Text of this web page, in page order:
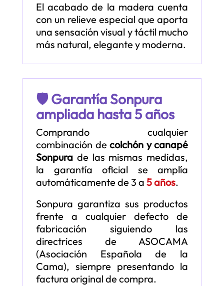
El acabado de la madera cuenta
con un relieve especial que aporta
una sensación visual y táctil mucho
más natural, elegante y moderna.
🛡️ Garantía Sonpura
ampliada hasta 5 años
Comprando cualquier
combinación de colchón y canapé
Sonpura de las mismas medidas,
la garantía oficial se amplía
automáticamente de 3 a 5 años.
Sonpura garantiza sus productos
frente a cualquier defecto de
fabricación siguiendo las
directrices de ASOCAMA
(Asociación Española de la
Cama), siempre presentando la
factura original de compra.